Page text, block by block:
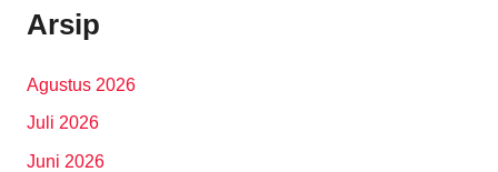
Arsip
Agustus 2026
Juli 2026
Juni 2026